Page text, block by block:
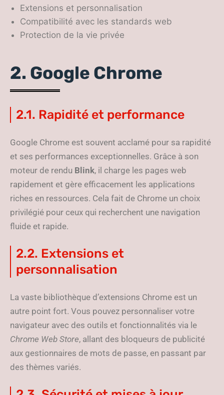
Extensions et personnalisation
Compatibilité avec les standards web
Protection de la vie privée
2. Google Chrome
2.1. Rapidité et performance
Google Chrome est souvent acclamé pour sa rapidité
et ses performances exceptionnelles. Grâce à son
moteur de rendu Blink, il charge les pages web
rapidement et gère efficacement les applications
riches en ressources. Cela fait de Chrome un choix
privilégié pour ceux qui recherchent une navigation
fluide et rapide.
2.2. Extensions et
personnalisation
La vaste bibliothèque d’extensions Chrome est un
autre point fort. Vous pouvez personnaliser votre
navigateur avec des outils et fonctionnalités via le
Chrome Web Store, allant des bloqueurs de publicité
aux gestionnaires de mots de passe, en passant par
des thèmes variés.